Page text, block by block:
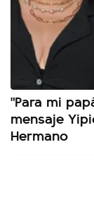
"Para mi
mensaje
Hermano